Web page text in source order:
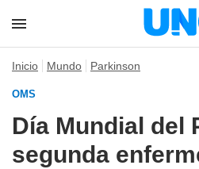
Inicio Mundo Parkinson
OMS
Día Mundial del
segunda